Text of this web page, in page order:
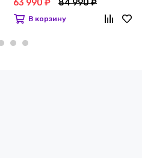
63 990 ₽ 84 990 ₽
В корзину